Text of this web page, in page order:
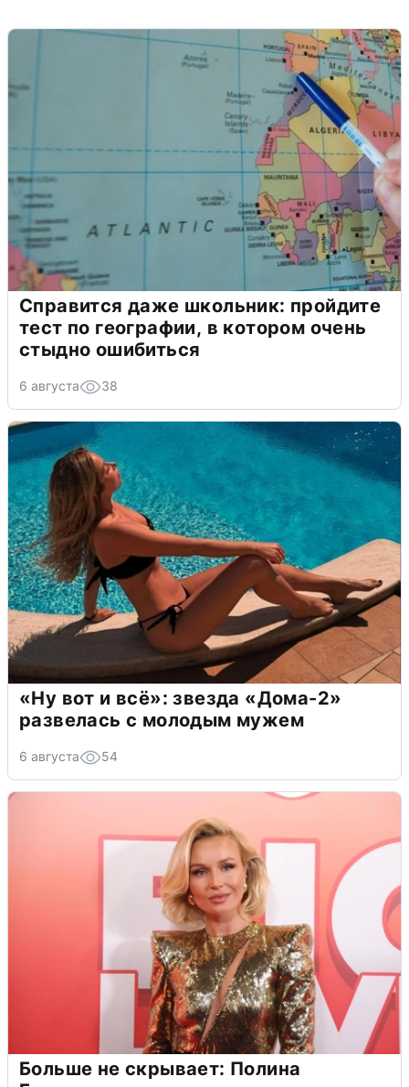
Справится даже школьник: пройдите
тест по географии, в котором очень
стыдно ошибиться
6 августа 38
«Ну вот и всё»: звезда «Дома-2»
развелась с молодым мужем
6 августа 54
Больше не скрывает: Полина